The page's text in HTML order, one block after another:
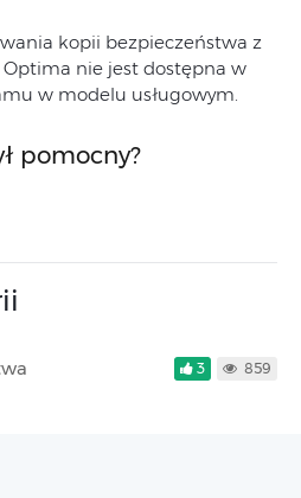
kopii bezpieczeństwa z
nie jest dostępna w
w modelu usługowym.
pomocny?
3 859